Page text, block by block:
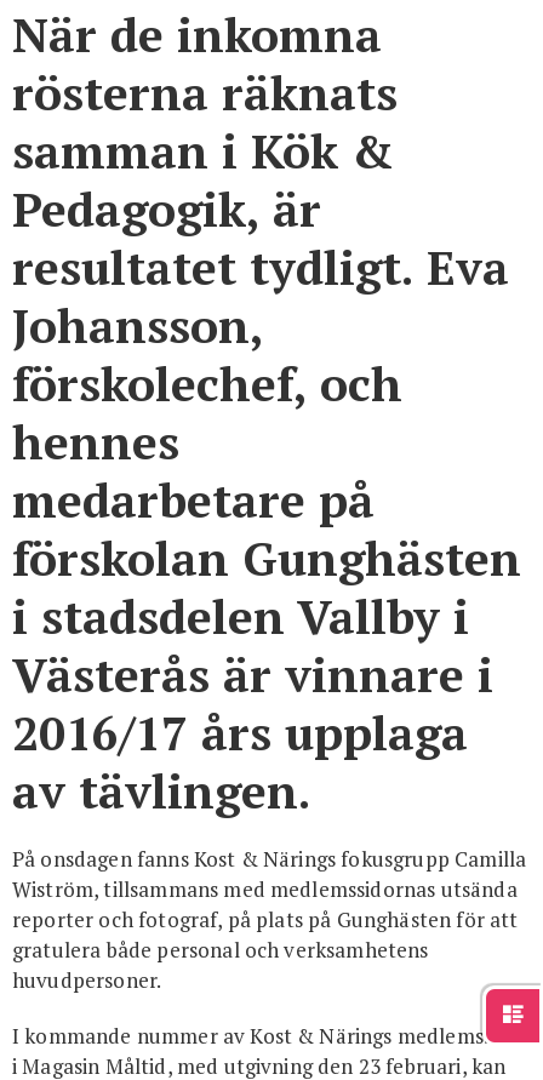
När de inkomna
rösterna räknats
samman i Kök &
Pedagogik, är
resultatet tydligt. Eva
Johansson,
förskolechef, och
hennes
medarbetare på
förskolan Gunghästen
i stadsdelen Vallby i
Västerås är vinnare i
2016/17 års upplaga
av tävlingen.
På onsdagen fanns Kost & Närings fokusgrupp Camilla
Wiström, tillsammans med medlemssidornas utsända
reporter och fotograf, på plats på Gunghästen för att
gratulera både personal och verksamhetens
huvudpersoner.
I kommande nummer av Kost & Närings medlems­sidor
i Magasin Måltid, med utgivning den 23 februari, kan